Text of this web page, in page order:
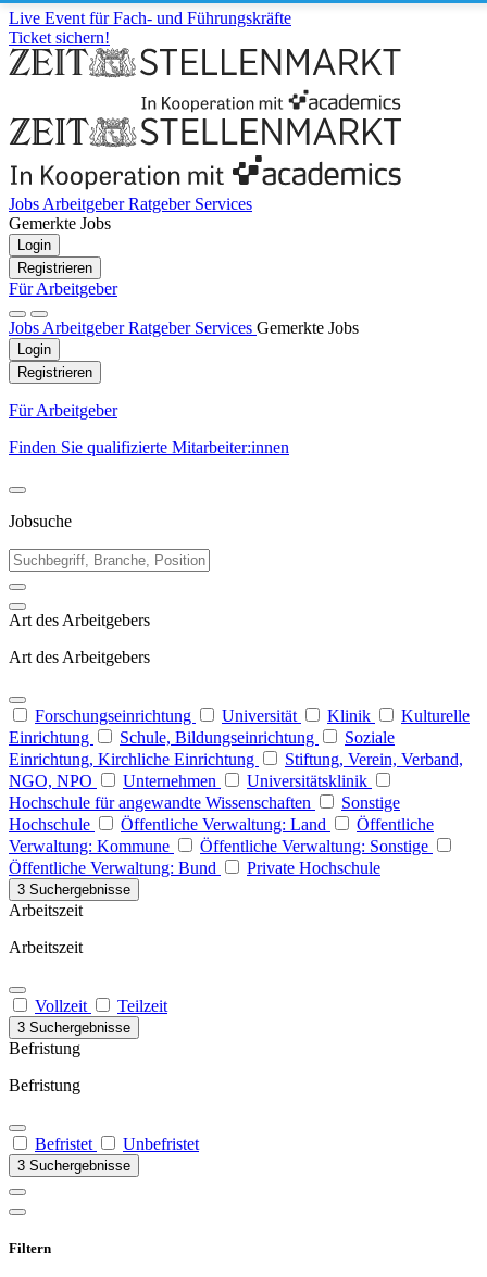
Live Event für Fach- und Führungskräfte
Ticket sichern!
Jobs ArbeitgeberRatgeber Services
Gemerkte Jobs
Login
Registrieren
Für Arbeitgeber
Jobs ArbeitgeberRatgeber Services Gemerkte Jobs
Login
Registrieren
Für Arbeitgeber
Finden Sie qualifizierte Mitarbeiter:innen
Jobsuche
Art des Arbeitgebers
Art des Arbeitgebers
Forschungseinrichtung Universität Klinik
Kulturelle
Einrichtung
Schule, Bildungseinrichtung
Soziale
Einrichtung, Kirchliche Einrichtung
Stiftung, Verein, Verband,
NGO, NPO
Unternehmen
Universitätsklinik
Hochschule für angewandte Wissenschaften
Sonstige
Hochschule
Öffentliche Verwaltung: Land
Öffentliche
Verwaltung: Kommune
Öffentliche Verwaltung: Sonstige
Öffentliche Verwaltung: Bund
Private Hochschule
3 Suchergebnisse
Arbeitszeit
Arbeitszeit
Vollzeit Teilzeit
3 Suchergebnisse
Befristung
Befristung
Befristet Unbefristet
3 Suchergebnisse
Filtern